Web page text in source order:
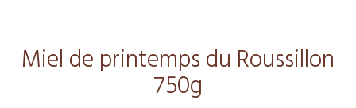
Miel de printemps du Roussillon
750g